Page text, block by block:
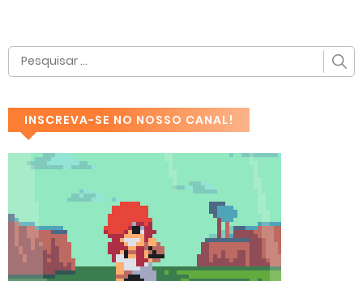
INSCREVA-SE NO NOSSO CANAL!